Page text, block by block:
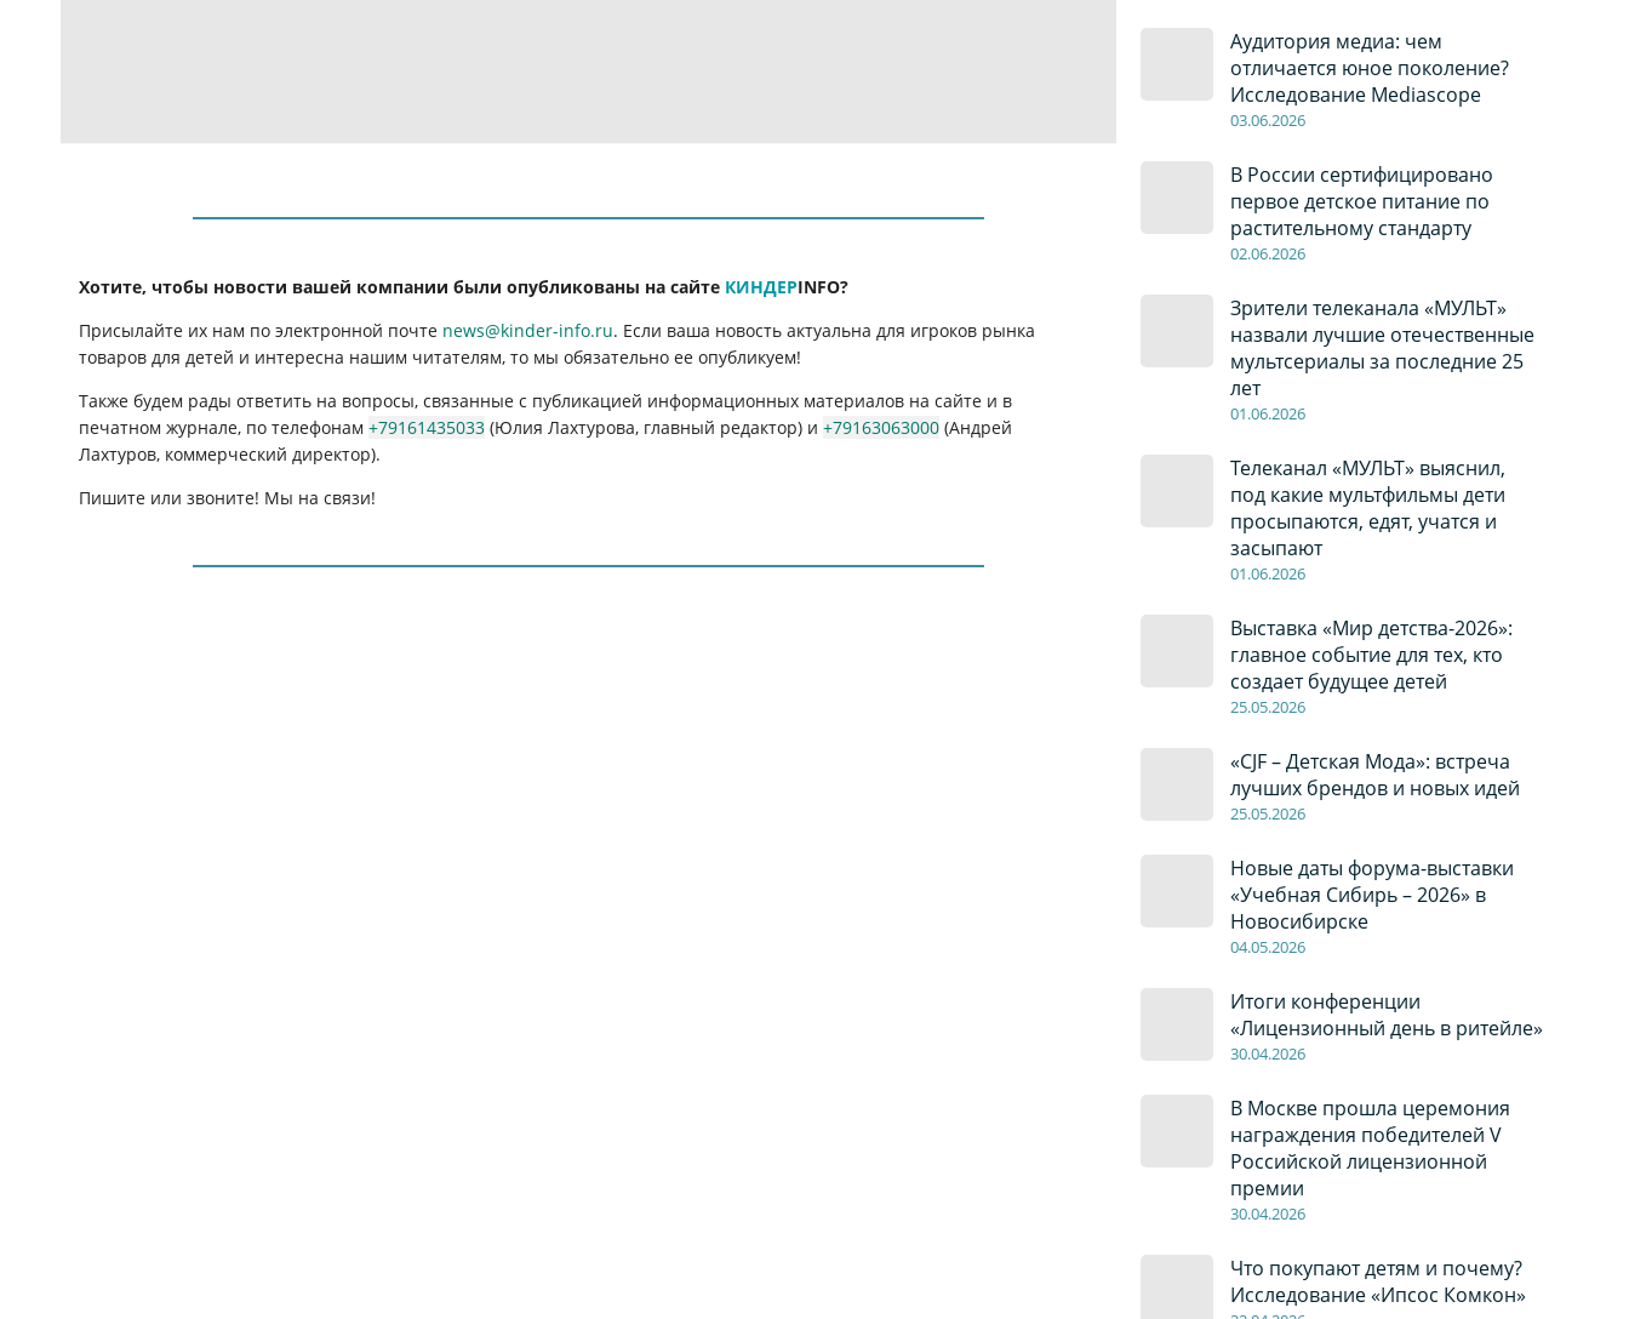
Аудитория медиа: чем
отличается юное поколение?
Исследование Mediascope
03.06.2026
В России сертифицировано
первое детское питание по
растительному стандарту
02.06.2026
Зрители телеканала «МУЛЬТ»
назвали лучшие отечественные
мультсериалы за последние 25
лет
01.06.2026
Телеканал «МУЛЬТ» выяснил,
под какие мультфильмы дети
просыпаются, едят, учатся и
засыпают
01.06.2026
Выставка «Мир детства-2026»:
главное событие для тех, кто
создает будущее детей
25.05.2026
«CJF – Детская Мода»: встреча
лучших брендов и новых идей
25.05.2026
Новые даты форума-выставки
«Учебная Сибирь – 2026» в
Новосибирске
04.05.2026
Итоги конференции
«Лицензионный день в ритейле»
30.04.2026
В Москве прошла церемония
награждения победителей V
Российской лицензионной
премии
30.04.2026
Что покупают детям и почему?
Исследование «Ипсос Комкон»
Хотите, чтобы новости вашей компании были опубликованы на сайте КИНДЕРINFO?
Присылайте их нам по электронной почте news@kinder-info.ru. Если ваша новость актуальна для игроков рынка
товаров для детей и интересна нашим читателям, то мы обязательно ее опубликуем!
Также будем рады ответить на вопросы, связанные с публикацией информационных материалов на сайте и в
печатном журнале, по телефонам+79161435033 (Юлия Лахтурова, главный редактор) и+79163063000 (Андрей
Лахтуров, коммерческий директор).
Пишите или звоните! Мы на связи!